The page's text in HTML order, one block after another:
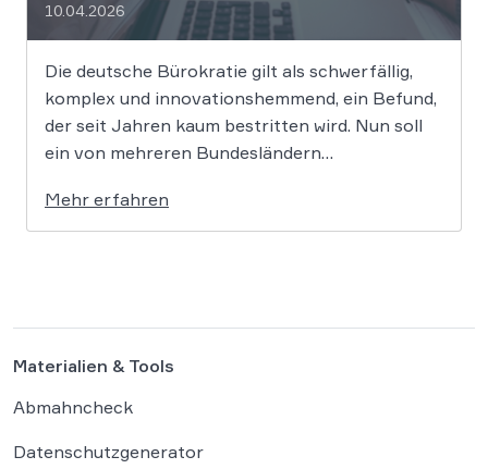
10.04.2026
Die deutsche Bürokratie gilt als schwerfällig,
komplex und innovationshemmend, ein Befund,
der seit Jahren kaum bestritten wird. Nun soll
ein von mehreren Bundesländern
schaffen. Der Ansatz ist ambitioniert:
Unternehmensgründungen sollen künftig
Mehr erfahren
Materialien & Tools
Abmahncheck
Datenschutzgenerator